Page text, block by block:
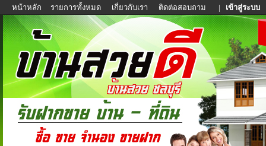
หน้าหลัก รายการทั้งหมด เกี่ยวกับเรา ติดต่อสอบถาม | เข้าสู่ระบบ